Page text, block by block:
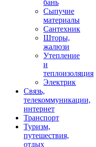
бань
Сыпучие
материалы
Сантехник
Шторы,
жалюзи
Утепление
и
теплоизоляция
Электрик
Связь,
телекоммуникации,
интернет
Транспорт
Туризм,
путешествия,
отдых